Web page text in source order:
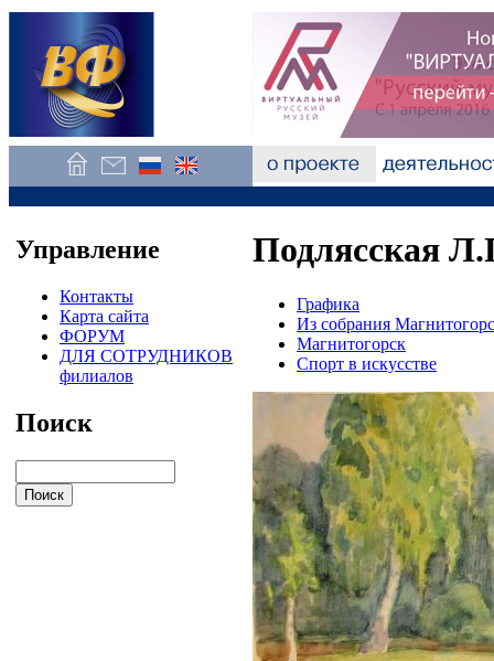
Управление
Контакты
Карта сайта
ФОРУМ
ДЛЯ СОТРУДНИКОВ
филиалов
Поиск
Подлясская
Графика
Из собрания
Магнитогорск
Спорт в искусстве